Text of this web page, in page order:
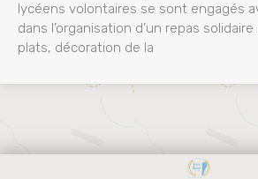
lycéens volontaires se sont engagés
dans l’organisation d’un repas
plats, décoration de la